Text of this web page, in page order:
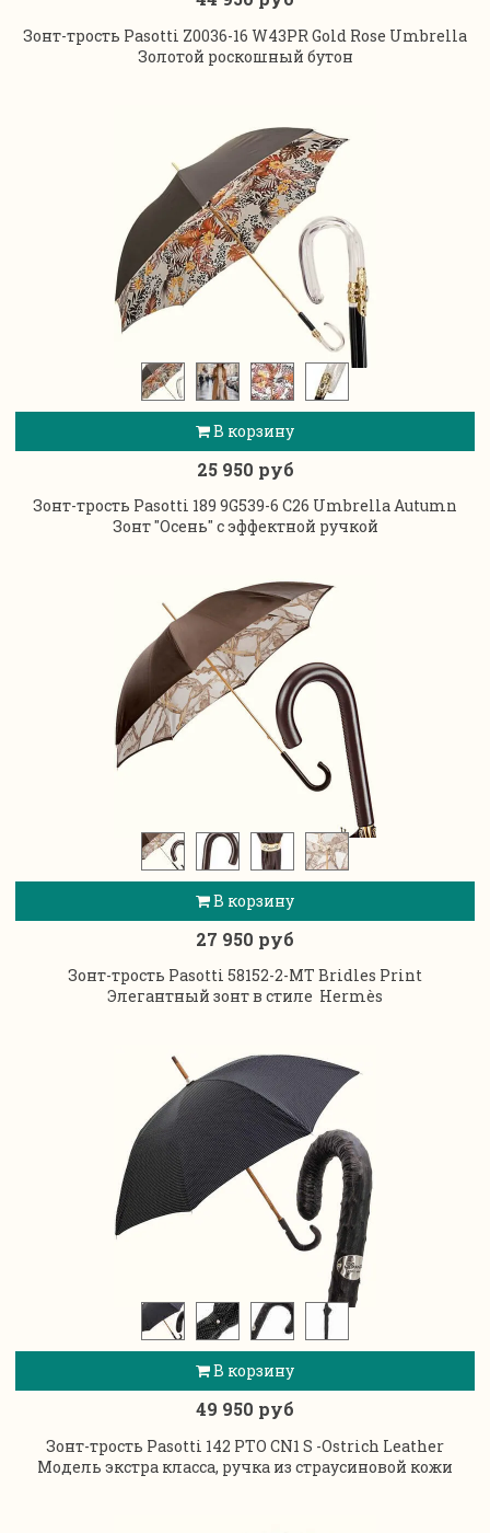
Зонт-трость Pasotti Z0036-16 W43PR Gold Rose Umbrella
Золотой роскошный бутон
В корзину
25 950 руб
Зонт-трость Pasotti 189 9G539-6 C26 Umbrella Autumn
Зонт "Осень" с эффектной ручкой
В корзину
27 950 руб
Зонт-трость Pasotti 58152-2-MT Bridles Print
Элегантный зонт в стиле Hermès
В корзину
49 950 руб
Зонт-трость Pasotti 142 PTO CN1 S -Ostrich Leather
Модель экстра класса, ручка из страусиновой кожи